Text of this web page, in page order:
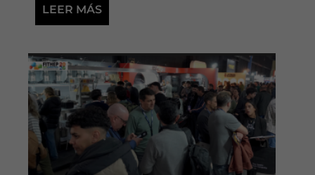
LEER MÁS